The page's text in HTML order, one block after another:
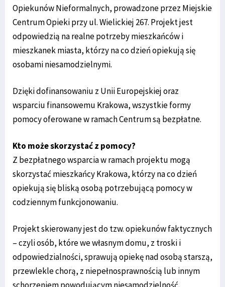
Opiekunów Nieformalnych, prowadzone przez Miejskie
Centrum Opieki przy ul. Wielickiej 267. Projekt jest
odpowiedzią na realne potrzeby mieszkańców i
mieszkanek miasta, którzy na co dzień opiekują się
osobami niesamodzielnymi.
Dzięki dofinansowaniu z Unii Europejskiej oraz
wsparciu finansowemu Krakowa, wszystkie formy
pomocy oferowane w ramach Centrum są bezpłatne.
Kto może skorzystać z pomocy?
Z bezpłatnego wsparcia w ramach projektu mogą
skorzystać mieszkańcy Krakowa, którzy na co dzień
opiekują się bliską osobą potrzebującą pomocy w
codziennym funkcjonowaniu.
Projekt skierowany jest do tzw. opiekunów faktycznych
– czyli osób, które we własnym domu, z troski i
odpowiedzialności, sprawują opiekę nad osobą starszą,
przewlekle chorą, z niepełnosprawnością lub innym
schorzeniem powodującym niesamodzielność.